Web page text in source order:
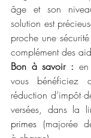
âge et son
solution est
proche une
complément des
Bon à savoir :
vous bénéficiez
réduction d’impôt
versées, dans la
primes (majorée